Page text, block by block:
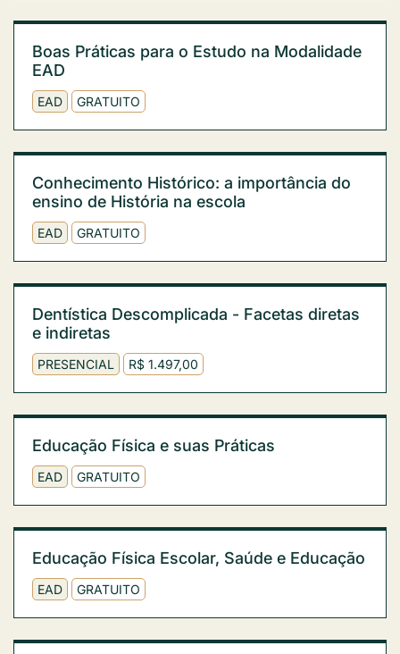
Boas Práticas para o Estudo na Modalidade
EAD
EAD GRATUITO
Conhecimento Histórico: a importância do
ensino de História na escola
EAD GRATUITO
Dentística Descomplicada - Facetas diretas
e indiretas
PRESENCIAL R$ 1.497,00
Educação Física e suas Práticas
EAD GRATUITO
Educação Física Escolar, Saúde e Educação
EAD GRATUITO